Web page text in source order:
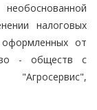
налоговых
от
- обществ с